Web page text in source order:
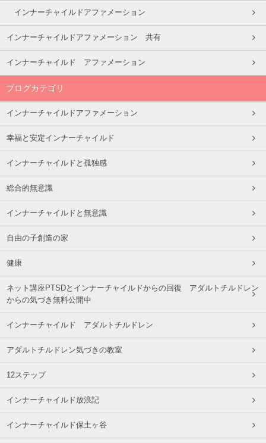
インナーチャイルドアファメーション
インナーチャイルドアファメーション 共有
インナーチャイルド アファメーション
ブログカテゴリ
インナーチャイルドアファメーション
幸福と安定インナーチャイルド
インナーチャイルドと孤独感
総合的無意識
インナーチャイルドと無意識
自由の子創造の家
健康
ネット講座PTSDとインナーチャイルドからの回復 アダルトチルドレン
からの気づき無料公開中
インナーチャイルド アダルトチルドレン
アダルトチルドレン気づきの教室
12ステップ
インナーチャイルド放浪記
インナーチャイルド保土ヶ谷